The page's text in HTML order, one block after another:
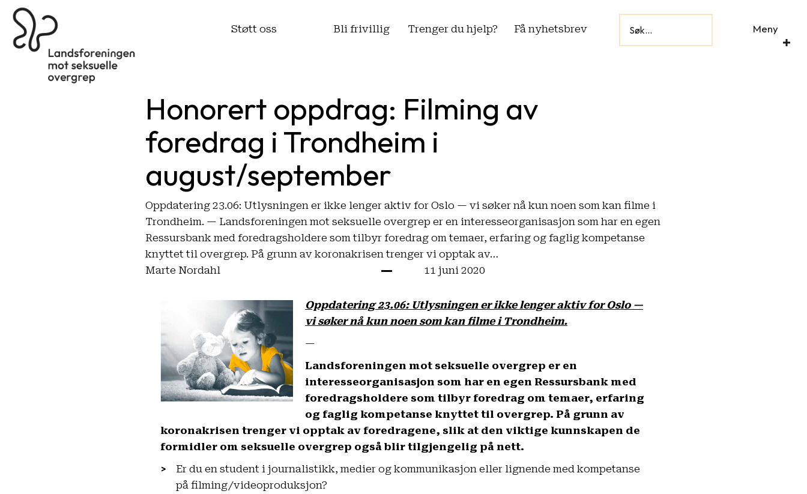
Støtt oss Bli frivillig Trenger du hjelp? Få nyhetsbrev Meny
Honorert oppdrag: Filming av
foredrag i Trondheim i
august/september
Oppdatering 23.06: Utlysningen er ikke lenger aktiv for Oslo — vi søker nå kun noen som kan filme i
Trondheim. — Landsforeningen mot seksuelle overgrep er en interesseorganisasjon som har en egen
Ressursbank med foredragsholdere som tilbyr foredrag om temaer, erfaring og faglig kompetanse
knyttet til overgrep. På grunn av koronakrisen trenger vi opptak av…
Marte Nordahl
11 juni 2020
Oppdatering 23.06: Utlysningen er ikke lenger aktiv for Oslo —
vi søker nå kun noen som kan filme i Trondheim.
—
Landsforeningen mot seksuelle overgrep er en
interesseorganisasjon som har en egen Ressursbank med
foredragsholdere som tilbyr foredrag om temaer, erfaring
og faglig kompetanse knyttet til overgrep. På grunn av
koronakrisen trenger vi opptak av foredragene, slik at den viktige kunnskapen de
formidler om seksuelle overgrep også blir tilgjengelig på nett.
Er du en student i journalistikk, medier og kommunikasjon eller lignende med kompetanse
på filming/videoproduksjon?